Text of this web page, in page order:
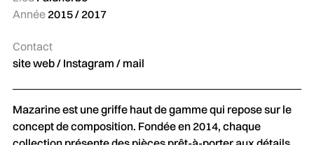
Année 2015 / 2017
Contact
site web/ Instagram / mail
Mazarine est une griffe haut de gamme qui repose sur le
concept de composition. Fondée en 2014, chaque